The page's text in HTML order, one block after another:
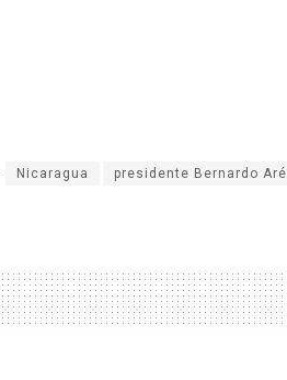
Nicaragua presidente Bernardo